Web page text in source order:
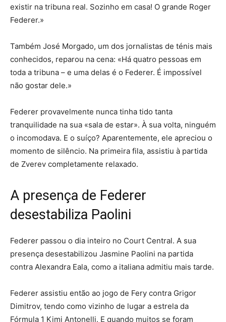
existir na tribuna real. Sozinho em casa! O grande Roger
Federer.»
Também José Morgado, um dos jornalistas de ténis mais
conhecidos, reparou na cena: «Há quatro pessoas em
toda a tribuna – e uma delas é o Federer. É impossível
não gostar dele.»
Federer provavelmente nunca tinha tido tanta
tranquilidade na sua «sala de estar». À sua volta, ninguém
o incomodava. E o suíço? Aparentemente, ele apreciou o
momento de silêncio. Na primeira fila, assistiu à partida
de Zverev completamente relaxado.
A presença de Federer
desestabiliza Paolini
Federer passou o dia inteiro no Court Central. A sua
presença desestabilizou Jasmine Paolini na partida
contra Alexandra Eala, como a italiana admitiu mais tarde.
Federer assistiu então ao jogo de Fery contra Grigor
Dimitrov, tendo como vizinho de lugar a estrela da
Fórmula 1 Kimi Antonelli. E quando muitos se foram